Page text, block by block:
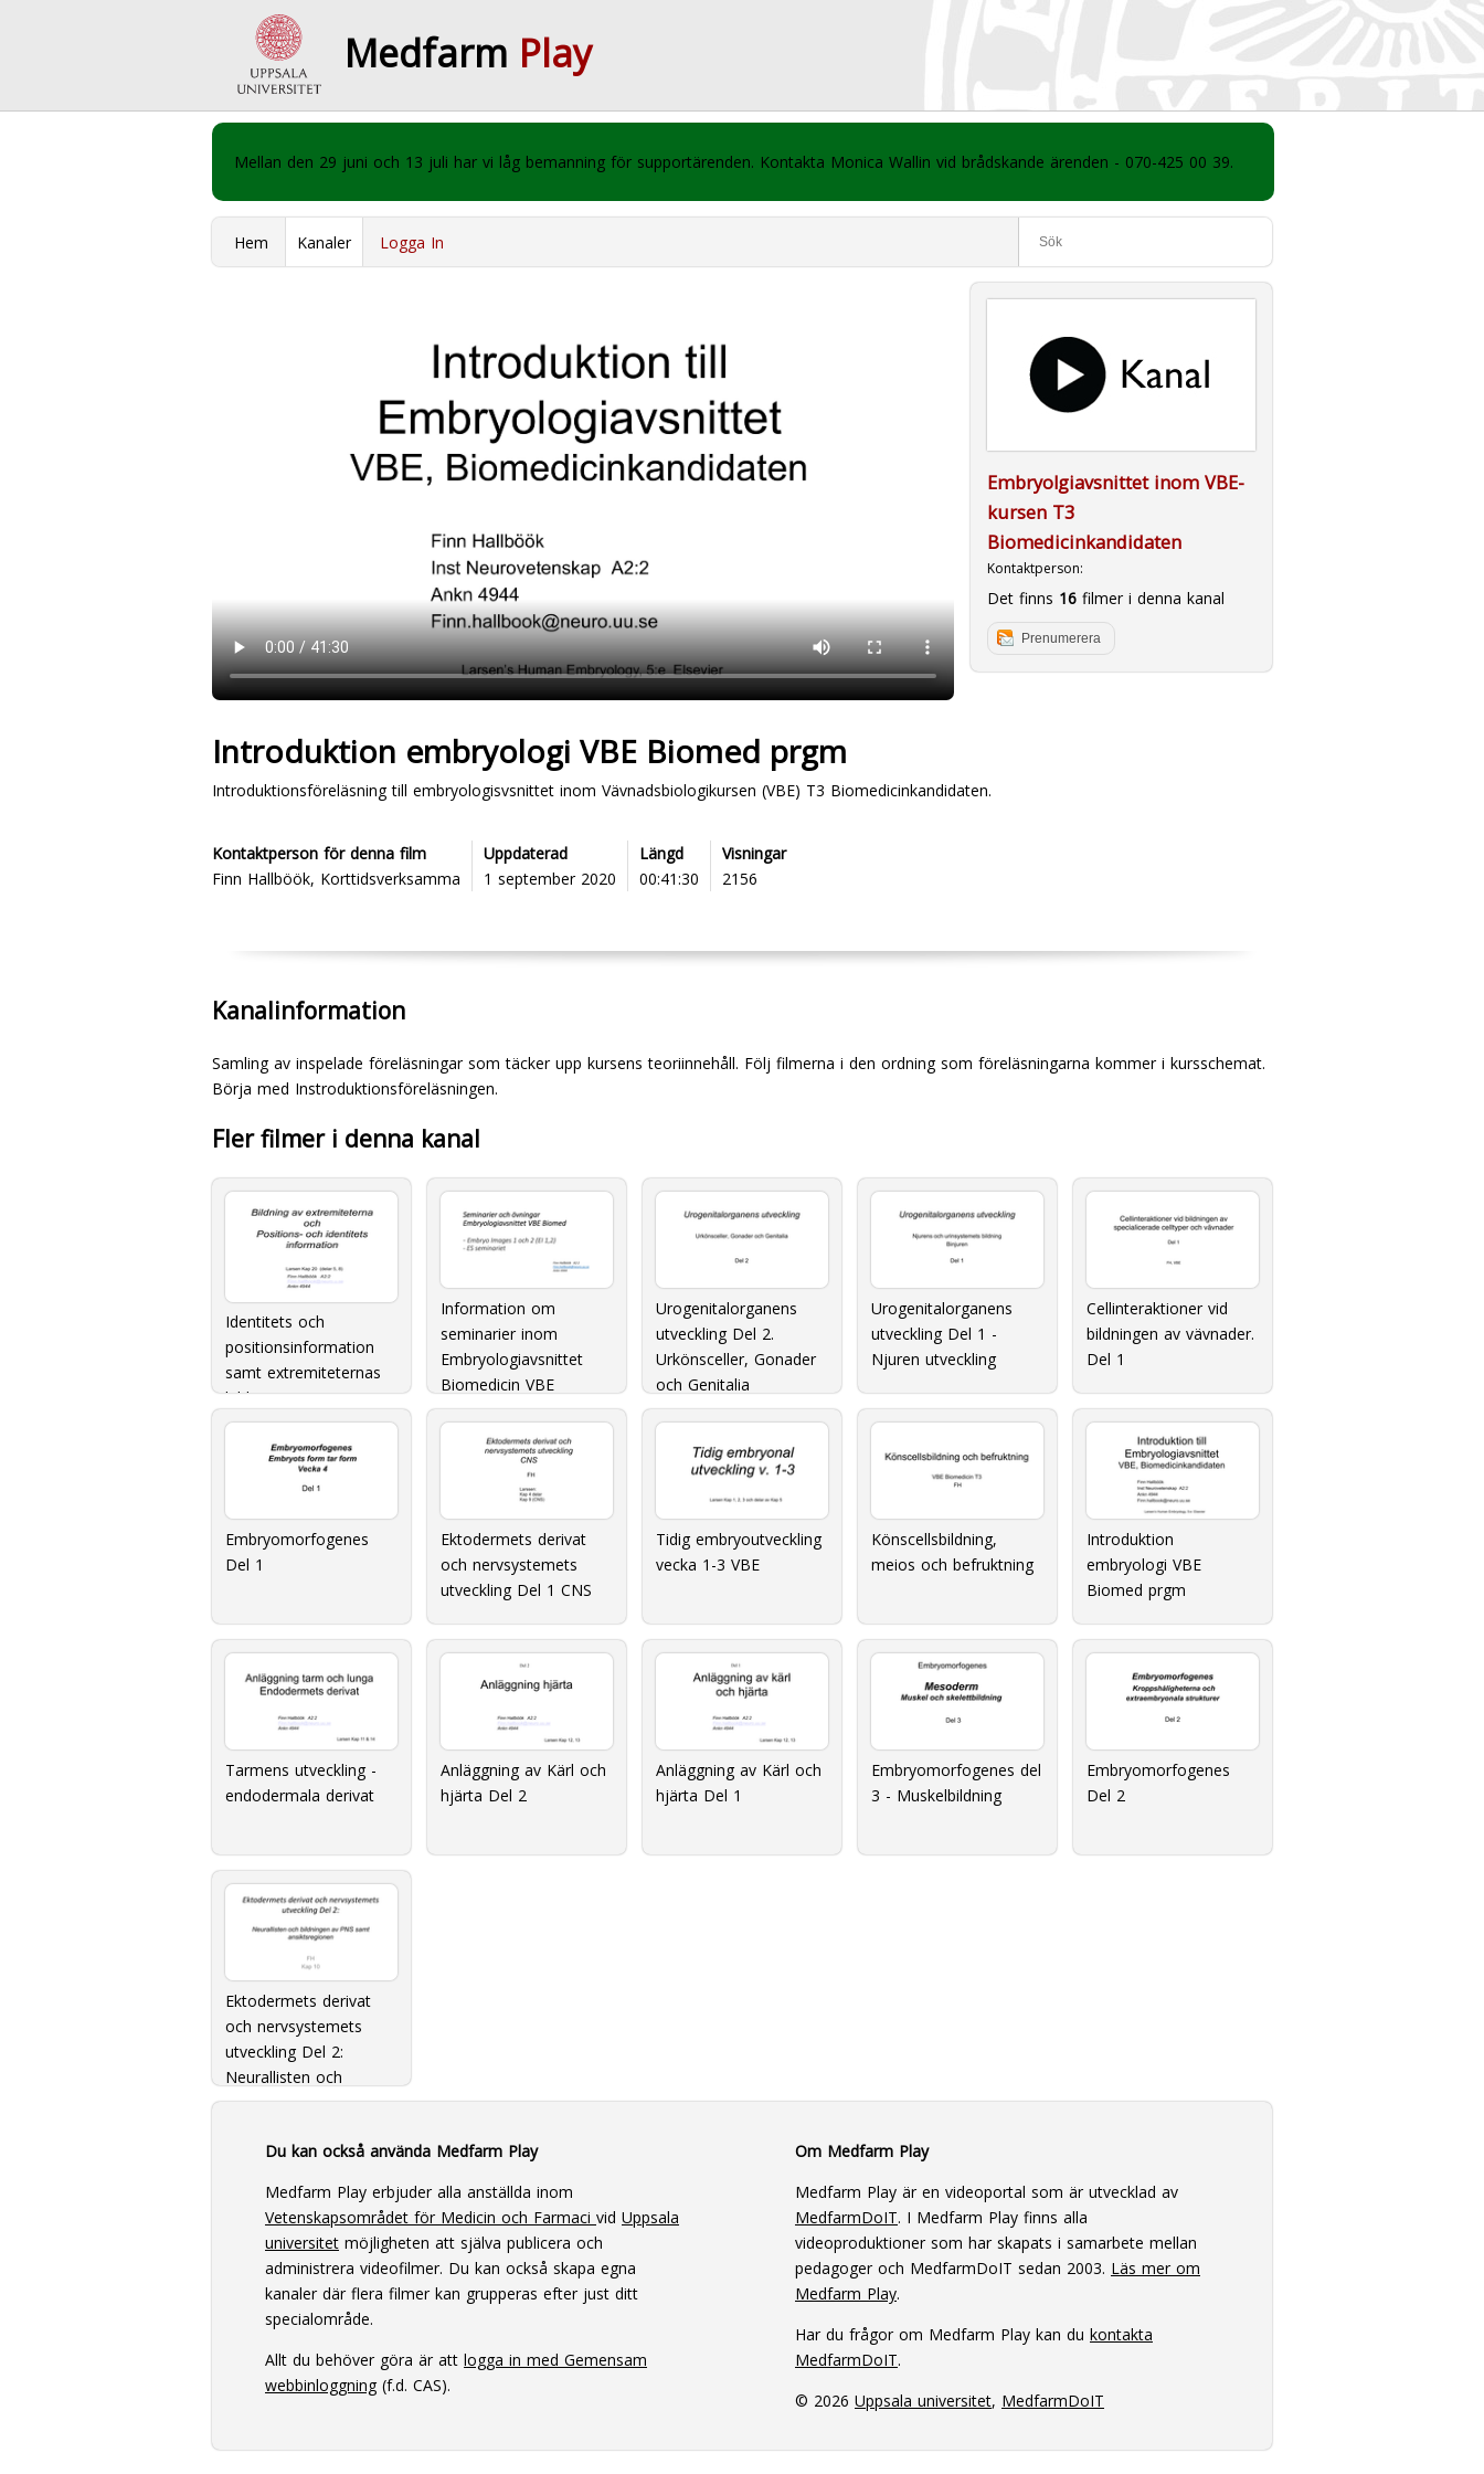
Medfarm Play
Mellan den 29 juni och 13 juli har vi låg bemanning för supportärenden. Kontakta Monica Wallin vid brådskande ärenden - 070-425 00 39.
Hem Kanaler Logga In
Embryolgiavsnittet inom VBE-
kursen T3
Biomedicinkandidaten
Kontaktperson:
Det finns 16filmer i denna kanal
Prenumerera
Introduktion embryologi VBE Biomed prgm
Introduktionsföreläsning till embryologisvsnittet inom Vävnadsbiologikursen (VBE) T3 Biomedicinkandidaten.
Kontaktperson för denna film
Finn Hallböök, Korttidsverksamma
Uppdaterad
1 september 2020
Längd
00:41:30
Visningar
2156
Kanalinformation
Samling av inspelade föreläsningar som täcker upp kursens teoriinnehåll. Följ filmerna i den ordning som föreläsningarna kommer i kursschemat.
Börja med Instroduktionsföreläsningen.
Fler filmer i denna kanal
Identitets och
positionsinformation
samt extremiteternas
bildning
Information om
seminarier inom
Embryologiavsnittet
Biomedicin VBE
Urogenitalorganens
utveckling Del 2.
Urkönsceller, Gonader
och Genitalia
Urogenitalorganens
utveckling Del 1 -
Njuren utveckling
Cellinteraktioner vid
bildningen av vävnader.
Del 1
Embryomorfogenes
Del 1
Ektodermets derivat
och nervsystemets
utveckling Del 1 CNS
Tidig embryoutveckling
vecka 1-3 VBE
Könscellsbildning,
meios och befruktning
Introduktion
embryologi VBE
Biomed prgm
Tarmens utveckling -
endodermala derivat
Anläggning av Kärl och
hjärta Del 2
Anläggning av Kärl och
hjärta Del 1
Embryomorfogenes del
3 - Muskelbildning
Embryomorfogenes
Del 2
Ektodermets derivat
och nervsystemets
utveckling Del 2:
Neurallisten och
bildningen av PNS samt
Du kan också använda Medfarm Play
Medfarm Play erbjuder alla anställda inom
Vetenskapsområdet för Medicin och Farmaci vid Uppsala
universitet möjligheten att själva publicera och
administrera videofilmer. Du kan också skapa egna
kanaler där flera filmer kan grupperas efter just ditt
specialområde.
Allt du behöver göra är att logga in med Gemensam
webbinloggning (f.d. CAS).
Om Medfarm Play
Medfarm Play är en videoportal som är utvecklad av
MedfarmDoIT. I Medfarm Play finns alla
videoproduktioner som har skapats i samarbete mellan
pedagoger och MedfarmDoIT sedan 2003. Läs mer om
Medfarm Play.
Har du frågor om Medfarm Play kan du kontakta
MedfarmDoIT.
© 2026 Uppsala universitet, MedfarmDoIT